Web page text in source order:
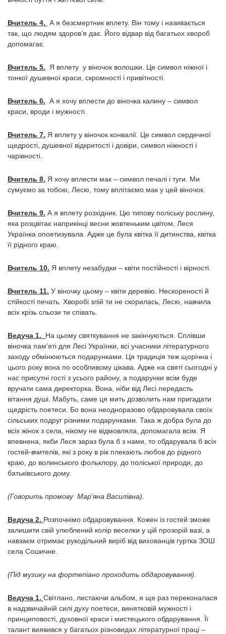
Вчитель 4. А я безсмертник вплету. Він тому і називається
так, що людям здоров’я дає. Його відвар від багатьох хвороб
допомагає.
Вчитель 5. Я вплету у віночок волошки. Це символ ніжної і
тонкої душевної краси, скромності і привітності.
Вчитель 6. А я хочу вплести до віночка калину – символ
краси, вроди і мужності.
Вчитель 7. Я вплету у віночок конвалії. Це символ сердечної
щедрості, душевної відкритості і довіри, символ ніжності і
чарівності.
Вчитель 8. Я хочу вплести мак – символ печалі і туги. Ми
сумуємо за тобою, Лесю, тому вплітаємо мак у цей віночок.
Вчитель 9. А я вплету розхідник. Цю типову поліську рослину,
яка розцвітає наприкінці весни жовтеньким цвітом, Леся
Українка опоетизувала. Адже це була квітка її дитинства, квітка
її рідного краю.
Вчитель 10. Я вплету незабудки – квіти постійності і вірності.
Вчитель 11. У віночку цьому – квіти деревію. Нескореності й
стійкості печать. Хворобі злій ти не скорилась, Лесю, навчила
всіх крізь сльози ти співать.
Ведуча 1. На цьому святкування не закінчуються. Сплівши
віночка пам’яті для Лесі Українки, всі учасники літературного
заходу обмінюються подарунками. Ця традиція теж щорічна і
цього року вона по особливому цікава. Адже на святі сьогодні у
нас присутні гості з усього району, а подарунки всім буде
вручати сама директорка. Вона, ніби від Лесі передасть
вітання душі. Мабуть, саме ця мить дозволить нам пригадати
щедрість поетеси. Бо вона неодноразово обдаровувала своїх
сільських подруг різними подарунками. Така ж добра була до
всіх жінок з села, нікому не відмовляла, допомагала всім. Я
впевнена, якби Леся зараз була б з нами, то обдарувала б всіх
гостей-вчителів, які з року в рік плекають любов до рідного
краю, до волинського фольклору, до поліської природи, до
батьківського дому.
(Говорить промову Мар’яна Василівна).
Ведуча 2. Розпочнімо обдаровування. Кожен із гостей зможе
залишити свій улюблений колір веселки у цій прозорій вазі, а
навзаєм отримає рукодільний виріб від вихованців гуртка ЗОШ
села Сошичне.
(Під музику на фортепіано проходить обдаровування).
Ведуча 1. Світлано, листаючи альбом, я ще раз переконалася
в надзвичайній силі духу поетеси, винятковій мужності і
принциповості, духовної краси і мистецького обдарування. Її
талант виявився у багатьох різновидах літературної праці –